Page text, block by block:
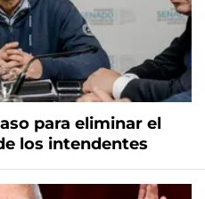
para eliminar el
los intendentes